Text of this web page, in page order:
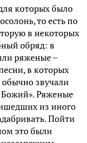
которых было
то есть по
в некоторых
обряд: в
ряженые –
в которых
обычно звучали
Божий». Ряженые
из иного
Пойти
это были